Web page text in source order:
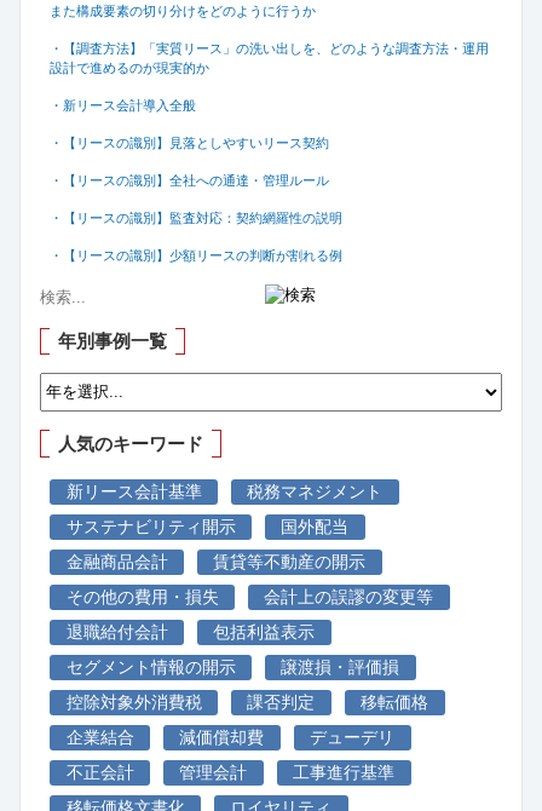
また構成要素の切り分けをどのように行うか
・【調査方法】「実質リース」の洗い出しを、どのような調査方法・運用
設計で進めるのが現実的か
・新リース会計導入全般
・【リースの識別】見落としやすいリース契約
・【リースの識別】全社への通達・管理ルール
・【リースの識別】監査対応：契約網羅性の説明
・【リースの識別】少額リースの判断が割れる例
年別事例一覧
人気のキーワード
新リース会計基準
税務マネジメント
サステナビリティ開示
国外配当
金融商品会計
賃貸等不動産の開示
その他の費用・損失
会計上の誤謬の変更等
退職給付会計
包括利益表示
セグメント情報の開示
譲渡損・評価損
控除対象外消費税
課否判定
移転価格
企業結合
減価償却費
デューデリ
不正会計
管理会計
工事進行基準